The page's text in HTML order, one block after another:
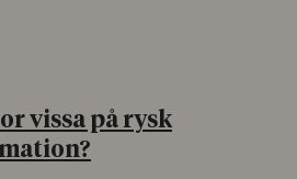
vissa på rysk